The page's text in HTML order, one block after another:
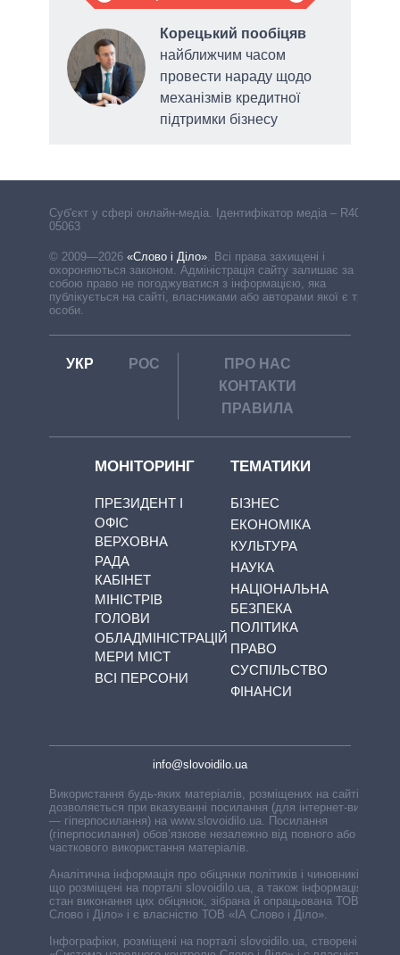
Корецький пообіцяв
найближчим часом
провести нараду щодо
механізмів кредитної
підтримки бізнесу
Cуб'єкт у сфері онлайн-медіа. Ідентифікатор медіа – R40-
05063
© 2009—2026 «Слово і Діло». Всі права захищені і
охороняються законом. Адміністрація сайту залишає за
собою право не погоджуватися з інформацією, яка
публікується на сайті, власниками або авторами якої є треті
особи.
УКР РОС
ПРО НАС
КОНТАКТИ
ПРАВИЛА
МОНІТОРИНГ
ПРЕЗИДЕНТ І
ОФІС
ВЕРХОВНА
РАДА
КАБІНЕТ
МІНІСТРІВ
ГОЛОВИ
ОБЛАДМІНІСТРАЦІЙ
МЕРИ МІСТ
ВСІ ПЕРСОНИ
ТЕМАТИКИ
БІЗНЕС
ЕКОНОМІКА
КУЛЬТУРА
НАУКА
НАЦІОНАЛЬНА
БЕЗПЕКА
ПОЛІТИКА
ПРАВО
СУСПІЛЬСТВО
ФІНАНСИ
info@slovoidilo.ua
Використання будь-яких матеріалів, розміщених на сайті,
дозволяється при вказуванні посилання (для інтернет-видань
— гіперпосилання) на www.slovoidilo.ua. Посилання
(гіперпосилання) обов’язкове незалежно від повного або
часткового використання матеріалів.
Аналітична інформація про обіцянки політиків і чиновників,
що розміщені на порталі slovoidilo.ua, а також інформація про
стан виконання цих обіцянок, зібрана й опрацьована ТОВ «ІА
Слово і Діло» і є власністю ТОВ «ІА Слово і Діло».
Інфографіки, розміщені на порталі slovoidilo.ua, створені ГО